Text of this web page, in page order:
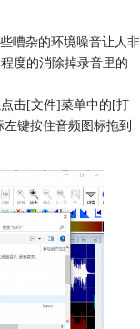
嘈杂的环境噪音让人非
度的消除掉录音里的
击[文件]菜单中的[打
键按住音频图标拖到